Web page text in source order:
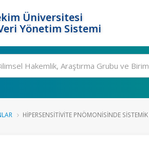
Üniversitesi
Yönetim Sistemi
HIPERSENSITIVITE PNÖMONISINDE SISTEMIK